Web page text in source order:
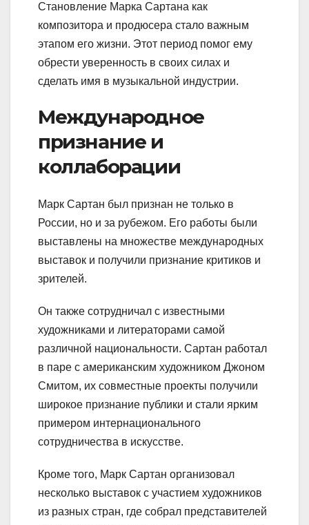
Становление Марка Сартана как
композитора и продюсера стало важным
этапом его жизни. Этот период помог ему
обрести уверенность в своих силах и
сделать имя в музыкальной индустрии.
Международное
признание и
коллаборации
Марк Сартан был признан не только в
России, но и за рубежом. Его работы были
выставлены на множестве международных
выставок и получили признание критиков и
зрителей.
Он также сотрудничал с известными
художниками и литераторами самой
различной национальности. Сартан работал
в паре с американским художником Джоном
Смитом, их совместные проекты получили
широкое признание публики и стали ярким
примером интернационального
сотрудничества в искусстве.
Кроме того, Марк Сартан организовал
несколько выставок с участием художников
из разных стран, где собрал представителей